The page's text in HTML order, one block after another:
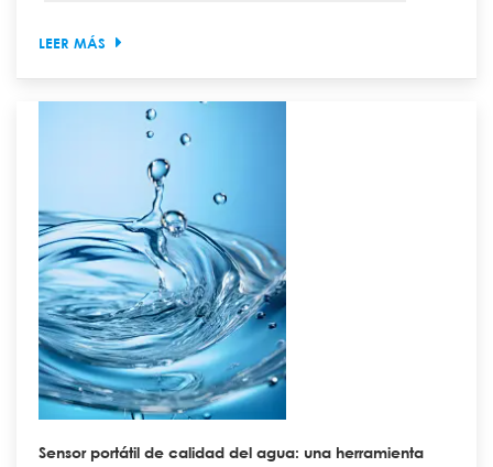
LEER MÁS
Sensor portátil de calidad del agua: una herramienta